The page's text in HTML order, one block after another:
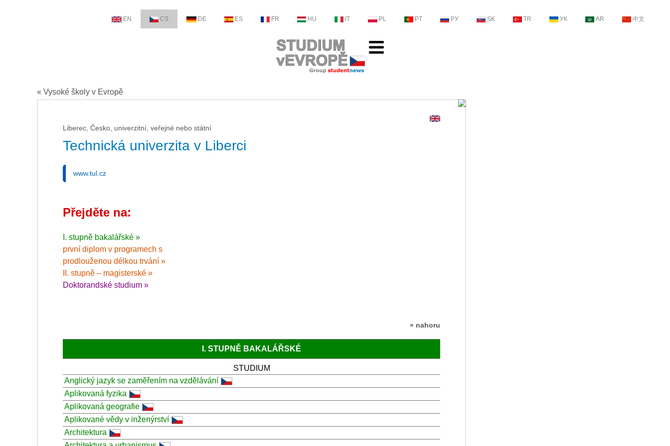
EN CS DE ES FR HU IT PL PT РУ SK TR УК AR 中文
« Vysoké školy v Evropě
Liberec, Česko, univerzitní, veřejné nebo státní
Technická univerzita v Liberci
www.tul.cz
Přejděte na:
I. stupně bakalářské »
první diplom v programech s
prodlouženou délkou trvání »
II. stupně – magisterské »
Doktorandské studium »
» nahoru
I. STUPNĚ BAKALÁŘSKÉ
STUDIUM
Anglický jazyk se zaměřením na vzdělávání
Aplikovaná fyzika
Aplikovaná geografie
Aplikované vědy v inženýrství
Architektura